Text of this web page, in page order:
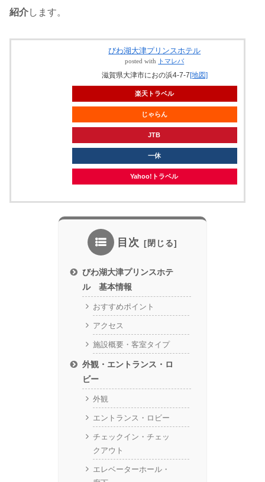
紹介します。
びわ湖大津プリンスホテル
posted with トマレバ
滋賀県大津市におの浜4-7-7[地図]
楽天トラベル
Yahoo!トラベル
目次
びわ湖大津プリンスホテ
ル 基本情報
おすすめポイント
アクセス
施設概要・客室タイプ
外観・エントランス・ロ
ビー
外観
エントランス・ロビー
チェックイン・チェッ
クアウト
エレベーターホール・